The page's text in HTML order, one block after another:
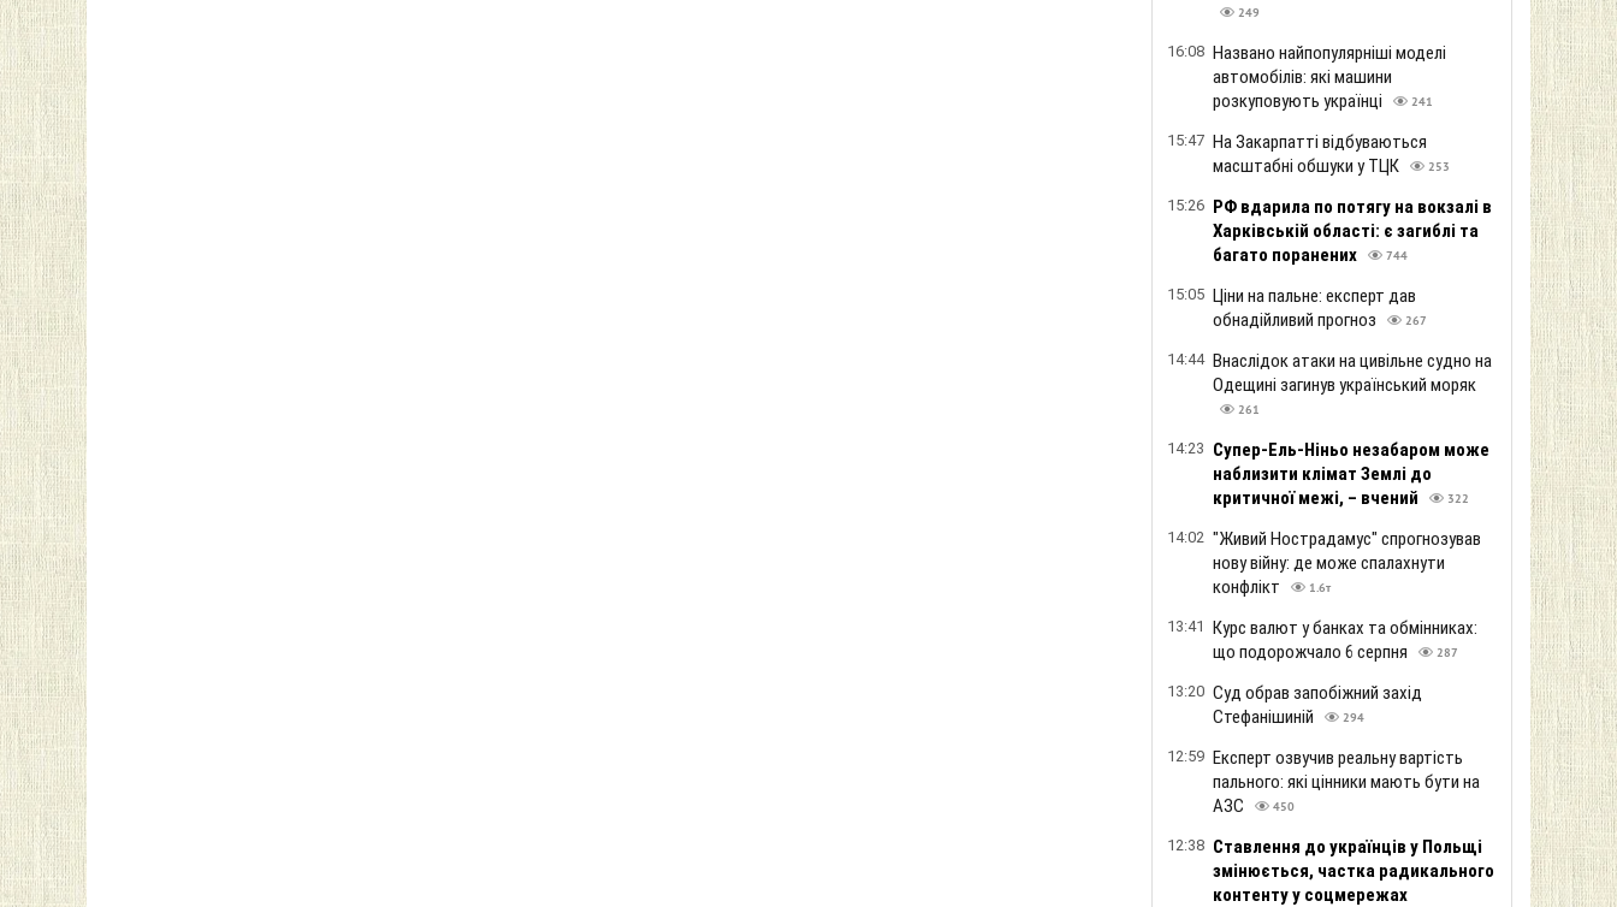
249
16:08 Названо найпопулярніші моделі
автомобілів: які машини
розкуповують українці
241
15:47 На Закарпатті відбуваються
масштабні обшуки у ТЦК
253
15:26 РФ вдарила по потягу на вокзалі в
Харківській області: є загиблі та
багато поранених
744
15:05 Ціни на пальне: експерт дав
обнадійливий прогноз
267
14:44 Внаслідок атаки на цивільне судно на
Одещині загинув український моряк
261
14:23 Супер-Ель-Ніньо незабаром може
наблизити клімат Землі до
критичної межі, – вчений
322
14:02 "Живий Нострадамус" спрогнозував
нову війну: де може спалахнути
конфлікт
1.6т
13:41 Курс валют у банках та обмінниках:
що подорожчало 6 серпня
287
13:20 Суд обрав запобіжний захід
Стефанішиній
294
12:59 Експерт озвучив реальну вартість
пального: які цінники мають бути на
АЗС
450
12:38 Ставлення до українців у Польщі
змінюється, частка радикального
контенту у соцмережах